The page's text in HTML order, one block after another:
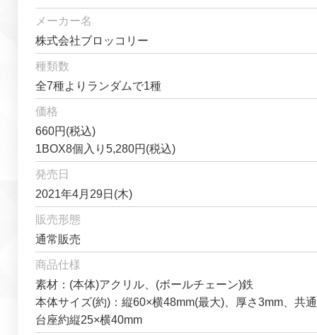
メーカー名
株式会社ブロッコリー
種類数
全7種よりランダムで1種
価格
660円(税込)
1BOX8個入り5,280円(税込)
発売日
2021年4月29日(木)
販売形態
通常販売
商品仕様
素材：(本体)アクリル、(ボールチェーン)鉄
本体サイズ(約)：縦60×横48mm(最大)、厚さ3mm、共通
台座約縦25×横40mm